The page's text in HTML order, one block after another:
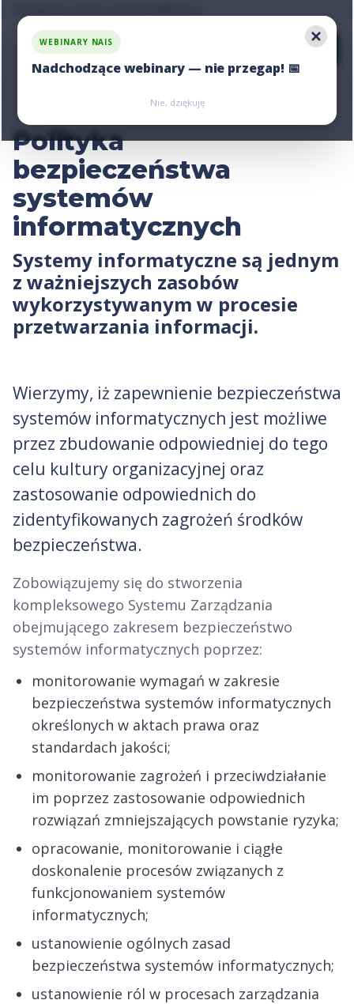
Polityka
bezpieczeństwa
systemów
informatycznych
Systemy informatyczne są jednym
z ważniejszych zasobów
wykorzystywanym w procesie
przetwarzania informacji.
Wierzymy, iż zapewnienie bezpieczeństwa
systemów informatycznych jest możliwe
przez zbudowanie odpowiedniej do tego
celu kultury organizacyjnej oraz
zastosowanie odpowiednich do
zidentyfikowanych zagrożeń środków
bezpieczeństwa.
Zobowiązujemy się do stworzenia
kompleksowego Systemu Zarządzania
obejmującego zakresem bezpieczeństwo
systemów informatycznych poprzez:
monitorowanie wymagań w zakresie
bezpieczeństwa systemów informatycznych
określonych w aktach prawa oraz
standardach jakości;
monitorowanie zagrożeń i przeciwdziałanie
im poprzez zastosowanie odpowiednich
rozwiązań zmniejszających powstanie ryzyka;
opracowanie, monitorowanie i ciągłe
doskonalenie procesów związanych z
funkcjonowaniem systemów
informatycznych;
ustanowienie ogólnych zasad
bezpieczeństwa systemów informatycznych;
ustanowienie ról w procesach zarządzania
WEBINARY NAIS
Nadchodzące webinary — nie przegap! 📅
Zarejestruj się
Zarejestruj się
Nie, dziękuję